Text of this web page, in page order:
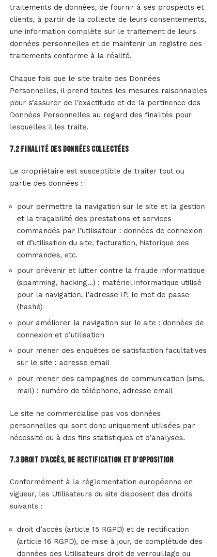
traitements de données, de fournir à ses prospects et
clients, à partir de la collecte de leurs consentements,
une information complète sur le traitement de leurs
données personnelles et de maintenir un registre des
traitements conforme à la réalité.
Chaque fois que le site traite des Données
Personnelles, il prend toutes les mesures raisonnables
pour s’assurer de l’exactitude et de la pertinence des
Données Personnelles au regard des finalités pour
lesquelles il les traite.
7.2 Finalité des données collectées
Le propriétaire est susceptible de traiter tout ou
partie des données :
pour permettre la navigation sur le site et la gestion
et la traçabilité des prestations et services
commandés par l’utilisateur : données de connexion
et d’utilisation du site, facturation, historique des
commandes, etc.
pour prévenir et lutter contre la fraude informatique
(spamming, hacking…) : matériel informatique utilisé
pour la navigation, l’adresse IP, le mot de passe
(hashé)
pour améliorer la navigation sur le site : données de
connexion et d’utilisation
pour mener des enquêtes de satisfaction facultatives
sur le site : adresse email
pour mener des campagnes de communication (sms,
mail) : numéro de téléphone, adresse email
Le site ne commercialise pas vos données
personnelles qui sont donc uniquement utilisées par
nécessité ou à des fins statistiques et d’analyses.
7.3 Droit d’accès, de rectification et d’opposition
Conformément à la réglementation européenne en
vigueur, les Utilisateurs du site disposent des droits
suivants :
droit d’accès (article 15 RGPD) et de rectification
(article 16 RGPD), de mise à jour, de complétude des
données des Utilisateurs droit de verrouillage ou